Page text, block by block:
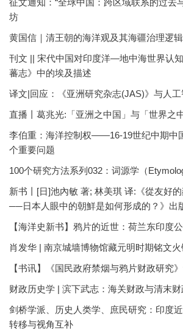
征文通知：“全球中国：跨区域联系的过去
坊
黄国信｜清王朝的海洋观及其海疆治理逻辑
刊文 || 宋代中国对印度洋—地中海世界认
蕃志》中的埃及描述
译文|回应：《亚洲研究杂志(JAS)》与人工
直播丨葛兆光:「亚洲之中国」与「世界之
李伯重：海洋控制权——16-19世纪中期中
个重要问题
100个研究方法系列032：词源学（
新书丨[日]池內敏 著; 林美琪 译:《從友好
──日本人眼中的朝鮮是如何形成的？》出
【海洋史新书】鸦片的近世：荷兰东印度
肖发华 | 南京城墙博物馆藏元明时期铭文火
【书讯】《国民政府禁烟与鸦片财政研究
财政历史学 | 滨下武志：海关财政与清末
剑桥学派、历史人类学、庶民研究：印度
转移与视角互补